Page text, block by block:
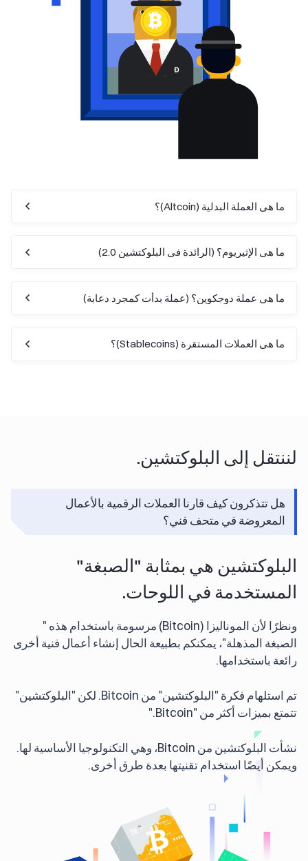
ما هي العملة البدلية (Altcoin)؟
ما هي الإثيريوم؟ (الرائدة في البلوكتشين 2.0)
ما هي عملة دوجكوين؟ (عملة بدأت كمجرد دعابة)
ما هي العملات المستقرة (Stablecoins)؟
لننتقل إلى البلوكتشين.
هل تتذكرون كيف قارنا العملات الرقمية بالأعمال
المعروضة في متحف فني؟
البلوكتشين هي بمثابة "الصبغة"
المستخدمة في اللوحات.
ونظرًا لأن الموناليزا (Bitcoin) مرسومة باستخدام هذه "
الصبغة المذهلة"، يمكنكم بطبيعة الحال إنشاء أعمال فنية أخرى
رائعة باستخدامها.
تم استلهام فكرة "البلوكتشين" من Bitcoin. لكن "البلوكتشين"
تتمتع بميزات أكثر من "Bitcoin."
نشأت البلوكتشين من Bitcoin، وهي التكنولوجيا الأساسية لها.
ويمكن أيضًا استخدام تقنيتها بعدة طرق أخرى.